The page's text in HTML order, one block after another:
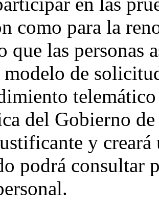
como para la
que las personas
de
del Gobierno
y creará
podrá consultar